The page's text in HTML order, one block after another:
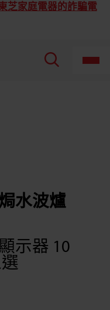
芝家庭電器的詐騙電
水波爐
示器 10